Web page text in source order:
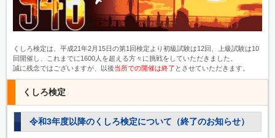
くしろ検定は、平成21年2月15日の第1回検定より初級試験は12回、上級試験は10
回開催し、これまでに1600人を超える方々に挑戦をしていただきました。
誠に残念ではございますが、以後当所での開催は終了 とさせていただきます。
くしろ検定
令和3年度以降のくしろ検定について（終了のお知らせ）